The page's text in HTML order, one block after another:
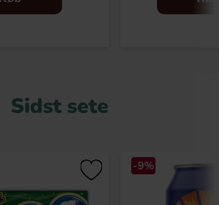
Sidst sete
-9%